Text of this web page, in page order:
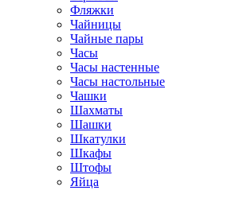
Фляжки
Чайницы
Чайные пары
Часы
Часы настенные
Часы настольные
Чашки
Шахматы
Шашки
Шкатулки
Шкафы
Штофы
Яйца